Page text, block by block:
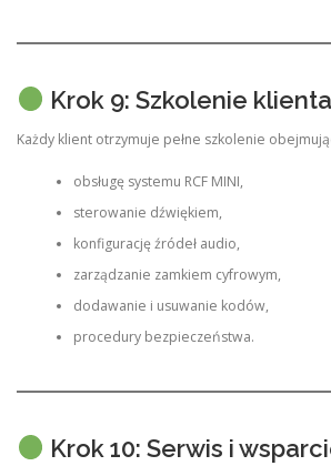
Krok 9: Szkolenie klienta
Każdy klient otrzymuje pełne szkolenie
obsługę systemu RCF MINI,
sterowanie dźwiękiem,
konfigurację źródeł audio,
zarządzanie zamkiem cyfrowym,
dodawanie i usuwanie kodów,
procedury bezpieczeństwa.
Krok 10: Serwis i